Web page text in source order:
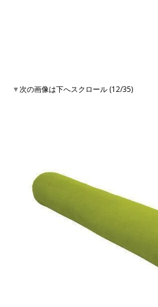
▼次の画像は下へスクロール (12/35)